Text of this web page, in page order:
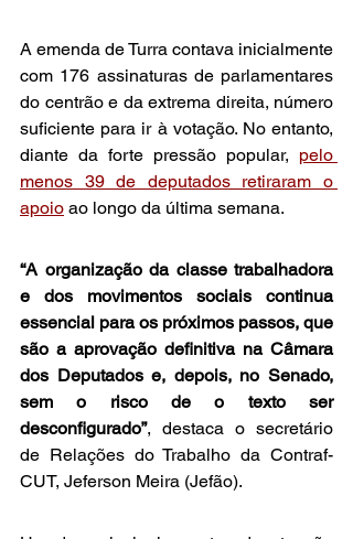
A emenda de Turra contava inicialmente
com 176 assinaturas de parlamentares
do centrão e da extrema direita, número
suficiente para ir à votação. No entanto,
diante da forte pressão popular, pelo
menos 39 de deputados retiraram o
apoio ao longo da última semana.
“A organização da classe trabalhadora
e dos movimentos sociais continua
essencial para os próximos passos, que
são a aprovação definitiva na Câmara
dos Deputados e, depois, no Senado,
sem o risco de o texto ser
desconfigurado”, destaca o secretário
de Relações do Trabalho da Contraf-
CUT, Jeferson Meira (Jefão).